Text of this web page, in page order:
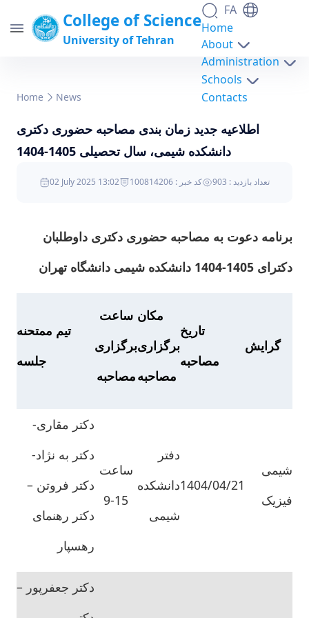
College of Science
University of Tehran
FA
Home
About
Administration
Schools
Contacts
اطلاعیه جدید زمان بندی مصاحبه حضوری دکتری
science- دانشکدگان علوم
Home News
اطلاعیه جدید زمان بندی مصاحبه حضوری دکتری
دانشکده شیمی، سال تحصیلی 1405-1404
02 July 2025 13:02 کد خبر : 100814206 تعداد بازدید : 903
برنامه دعوت به مصاحبه حضوری دکتری داوطلبان
دکترای 1405-1404 دانشکده شیمی دانشگاه تهران
گرایش
تاریخ
مصاحبه
مکان
برگزاری
مصاحبه
ساعت
برگزاری
مصاحبه
تیم ممتحنه
جلسه
شیمی
فیزیک
1404/04/21
دفتر
دانشکده
شیمی
ساعت
15-9
دکتر مقاری-
دکتر به نژاد-
دکتر فروتن –
دکتر رهنمای
رهسپار
دکتر جعفرپور –